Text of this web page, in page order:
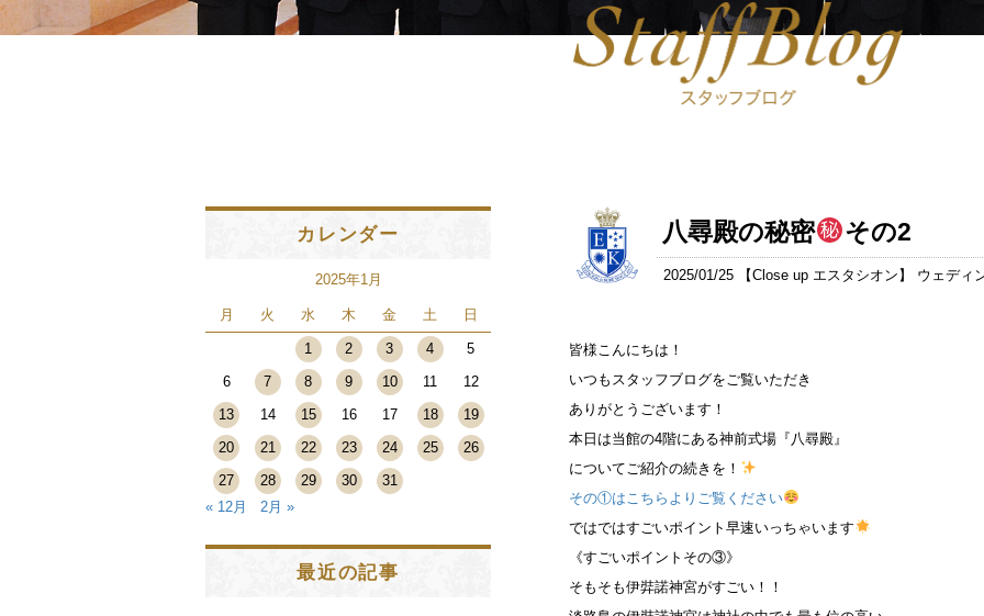
八尋殿の秘密 その2
2025/01/25 【Close up エスタシオン】 ウェディ
皆様こんにちは！
いつもスタッフブログをご覧いただき
ありがとうございます！
本日は当館の4階にある神前式場『八尋殿』
についてご紹介の続きを！
その①はこちらよりご覧ください
ではではすごいポイント早速いっちゃいます
《すごいポイントその③》
そもそも伊弉諾神宮がすごい！！
カレンダー
2025年1月
月 火 水 木 金 土 日
1 2 3 4
5
6
7 8 9 10 11
12
13
14 15 16 17 18
19
20
21 22 23 24 25
26
27
28 29 30
31
« 12月
2月 »
最近の記事